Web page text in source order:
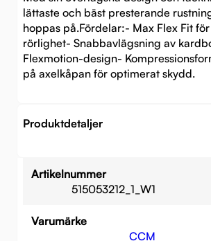
lättaste och bäst presterande
hoppas på.Fördelar:- Max Flex Fit
rörlighet- Snabbavlägsning av
Flexmotion-design-
på axelkåpan för optimerat skydd.
Produktdetaljer
Artikelnummer
515053212_1_W1
Varumärke
CCM